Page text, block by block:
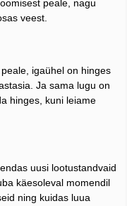
peale, nagu
veest.
igaühel on hinges
Ja sama lugu on
hinges, kuni leiame
uusi lootustandvaid
käesoleval momendil
ning kuidas luua